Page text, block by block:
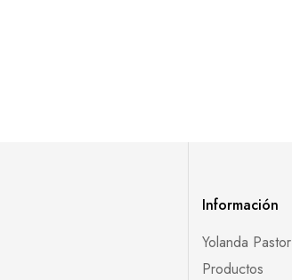
Información
Yolanda Pastor
Productos